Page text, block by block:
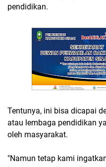
pendidikan.
Tentunya, ini bisa dicapai
atau lembaga pendidikan
oleh masyarakat.
"Namun tetap kami